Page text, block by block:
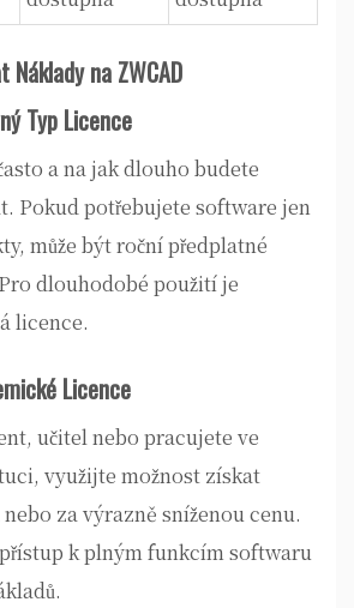
na ZWCAD
Typ Licence
a na jak dlouho budete
Pokud potřebujete software jen
může být roční předplatné
dlouhodobé použití je
licence.
Licence
učitel nebo pracujete ve
využijte možnost získat
za výrazně sníženou cenu.
k plným funkcím softwaru